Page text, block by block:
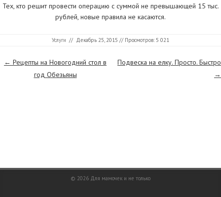
Тех, кто решит провести операцию с суммой не превышающей 15 тыс.
рублей, новые правила не касаются.
Услуги // Декабрь 25, 2015 // Просмотров: 5 021
Страницы
← Рецепты на Новогодний стол в
год Обезьяны
Подвеска на елку. Просто. Быстро
→
© 2026 Для мамочек и не только